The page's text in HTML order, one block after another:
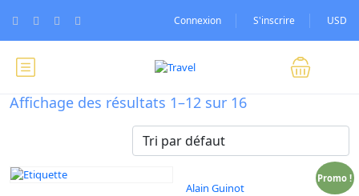
Connexion S'inscrire USD
Affichage des résultats 1–12 sur 16
Promo !
Alain Guinot